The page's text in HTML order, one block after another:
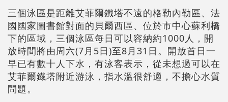
三個泳區是距離艾菲爾鐵塔不遠的格勒內勒區、法
國國家圖書館對面的貝爾西區、位於市中心蘇利橋
下的區域，三個泳區每日可以容納約1000人，開
放時間將由周六(7月5日)至8月31日。開放首日一
早已有數十人下水，有泳客表示，從未想過可以在
艾菲爾鐡塔附近游泳，指水溫很舒適，不擔心水質
問題。